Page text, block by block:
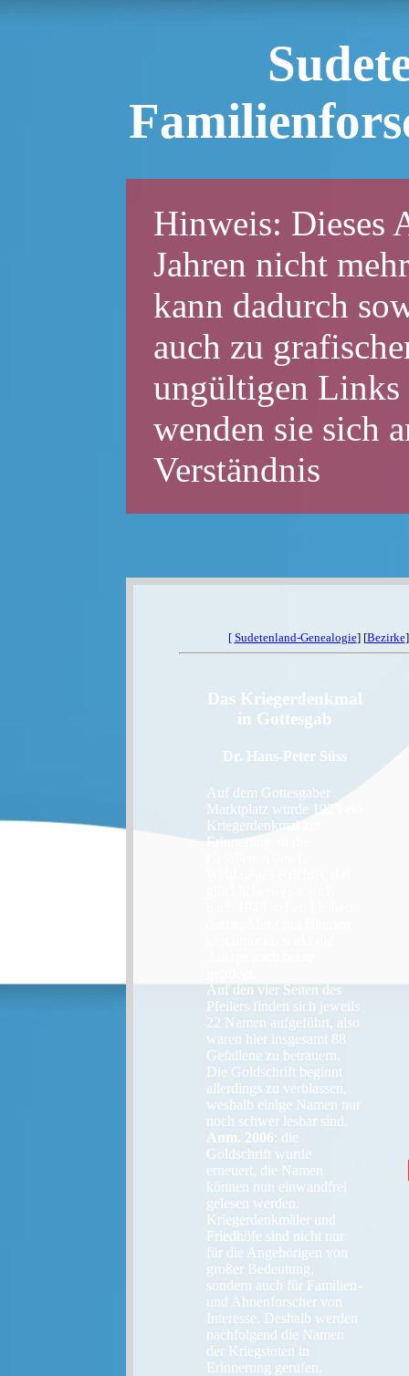
Hinweis: Dieses
Jahren nicht
kann dadurch
auch zu
ungültigen Links
wenden sie sich
Verständnis
[ Sudetenland-Genealogie] [Bezirke
Das Kriegerdenkmal
in Gottesgab
Dr. Hans-Peter Süss
Auf dem Gottesgaber
Marktplatz wurde 1925 ein
Kriegerdenkmal zur
Erinnerung an die
Auf den vier Seiten des
Pfeilers finden sich jeweils
22 Namen aufgeführt, also
waren hier insgesamt 88
Gefallene zu betrauern.
Die Goldschrift beginnt
allerdings zu verblassen,
weshalb einige Namen nur
noch schwer lesbar sind.
Anm. 2006: die
Goldschrift wurde
erneuert, die Namen
können nun einwandfrei
gelesen werden.
Kriegerdenkmäler und
Friedhöfe sind nicht nur
für die Angehörigen von
großer Bedeutung,
sondern auch für Familien­
und Ahnenforscher von
Interesse. Deshalb werden
nachfolgend die Namen
der Kriegstoten in
Erinnerung gerufen.